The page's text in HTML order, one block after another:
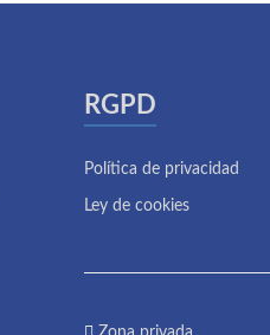
RGPD
Política de privacidad
Ley de cookies